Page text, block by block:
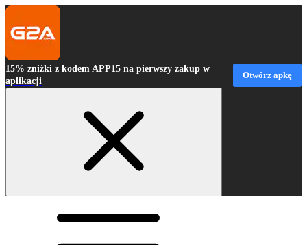
15% zniżki z kodem APP15 na pierwszy zakup w
aplikacji
Otwórz apkę